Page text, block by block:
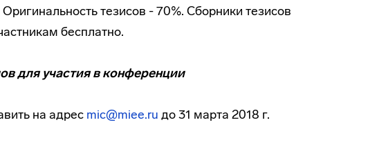
тезисов - 70%. Сборники тезисов
бесплатно.
для участия в конференции
на адрес mic@miee.ru до 31 марта 2018 г.